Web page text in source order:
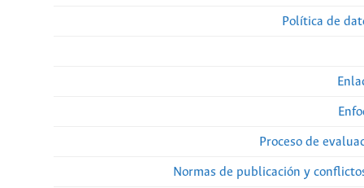
Política de
Proceso de
Normas de publicación y